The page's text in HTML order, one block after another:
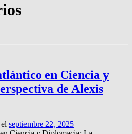
en Ciencia y
de Alexis
el septiembre 22, 2025